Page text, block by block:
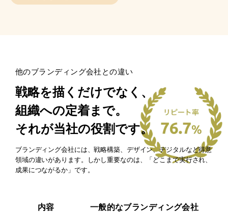
他のブランディング会社との違い
戦略を描くだけでなく、
組織への定着まで。
それが当社の役割です。
ブランディング会社には、戦略構築、デザイン、デジタルなど得意
領域の違いがあります。しかし重要なのは、「どこまで実行され、
成果につながるか」です。
内容 一般的なブランディング会社